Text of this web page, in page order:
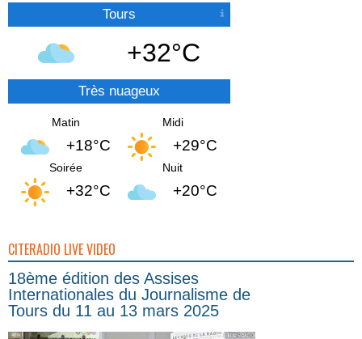
Tours
+32°C
Très nuageux
Matin
+18°C
Midi
+29°C
Soirée
+32°C
Nuit
+20°C
CITERADIO LIVE VIDEO
18ème édition des Assises
Internationales du Journalisme de
Tours du 11 au 13 mars 2025